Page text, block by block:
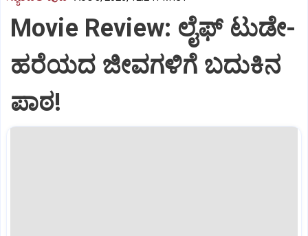
Movie Review: ಲೈಫ್‌ ಟುಡೇ-
ಹರೆಯದ ಜೀವಗಳಿಗೆ ಬದುಕಿನ
ಪಾಠ!